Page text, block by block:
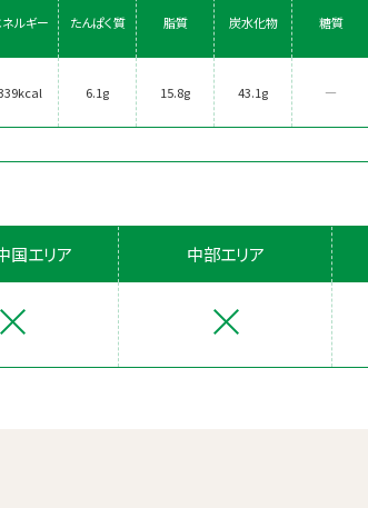
ルギー たんぱく質 脂質 炭水化物 糖質
6.1g 15.8g 43.1g ―
国エリア 中部エリア